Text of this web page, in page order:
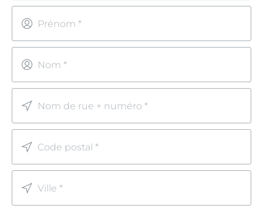
Prénom *
Nom *
Nom de rue + numéro *
Code postal *
Ville *